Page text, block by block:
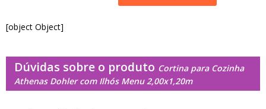
[object Object]
Dúvidas sobre o produto Cortina para Cozinha
Athenas Dohler com Ilhós Menu 2,00x1,20m